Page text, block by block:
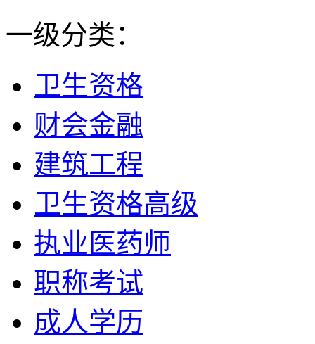
一级分类：
卫生资格
财会金融
建筑工程
卫生资格高级
执业医药师
职称考试
成人学历